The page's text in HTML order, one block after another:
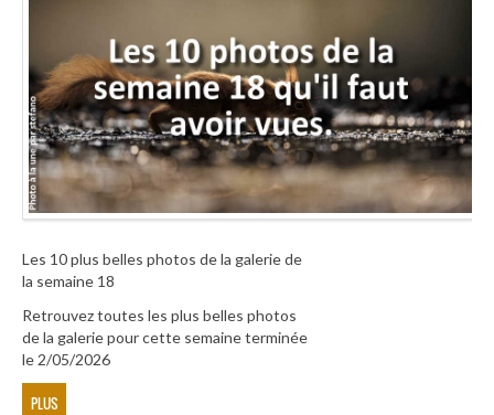
Les 10 plus belles photos de la galerie de
la semaine 18
Retrouvez toutes les plus belles photos
de la galerie pour cette semaine terminée
le 2/05/2026
PLUS